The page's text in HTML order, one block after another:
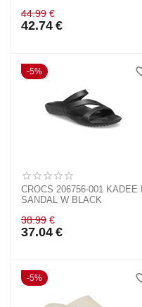
44.99 €
42.74 €
5%
CROCS 206756-001 KADEE II
SANDAL W BLACK
38.99 €
37.04 €
5%